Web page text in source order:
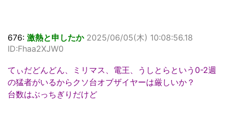
676: 激熱と申したか 2025/06/05(木) 10:08:56.18
ID:Fhaa2XJW0
てぃだどんどん、ミリマス、電王、うしとらという0-2週
の猛者がいるからクソ台オブザイヤーは厳しいか？
台数はぶっちぎりだけど